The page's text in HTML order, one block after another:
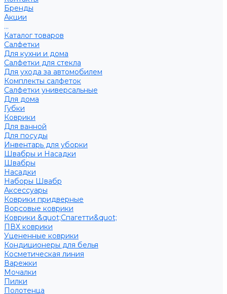
Бренды
Акции
...
Каталог товаров
Салфетки
Для кухни и дома
Салфетки для стекла
Для ухода за автомобилем
Комплекты салфеток
Салфетки универсальные
Для дома
Губки
Коврики
Для ванной
Для посуды
Инвентарь для уборки
Швабры и Насадки
Швабры
Насадки
Наборы Швабр
Аксессуары
Коврики придверные
Ворсовые коврики
Коврики &quot;Спагетти&quot;
ПВХ коврики
Уцененные коврики
Кондиционеры для белья
Косметическая линия
Варежки
Мочалки
Пилки
Полотенца